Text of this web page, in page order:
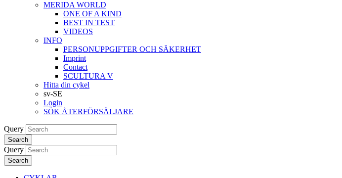
MERIDA WORLD
ONE OF A KIND
BEST IN TEST
VIDEOS
INFO
PERSONUPPGIFTER OCH SÄKERHET
Imprint
Contact
SCULTURA V
Hitta din cykel
sv-SE
Login
SÖK ÅTERFÖRSÄLJARE
Query
Search
Query
Search